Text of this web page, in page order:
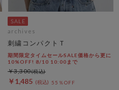
archives
刺繍コンパクトＴ
期間限定タイムセールSALE価格から更に
10%OFF! 8/10 10:00まで
￥1,485 55％OFF
￥3,300